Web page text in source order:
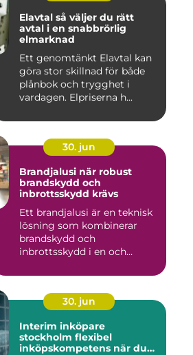
Elavtal så väljer du rätt
avtal i en snabbrörlig
elmarknad
Ett genomtänkt Elavtal kan
göra stor skillnad för både
plånbok och trygghet i
vardagen. Elpriserna h...
30. jun
Brandjalusi när robust
brandskydd och
inbrottsskydd krävs
Ett brandjalusi är en teknisk
lösning som kombinerar
brandskydd och
inbrottsskydd i en och
30. jun
Interim inköpare
stockholm flexibel
inköpskompetens när du